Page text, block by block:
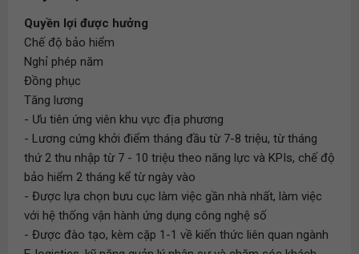
Quyền lợi được hưởng
Chế độ bảo hiểm
Nghỉ phép năm
Đồng phục
Tăng lương
- Ưu tiên ứng viên khu vực địa phương
- Lương cứng khởi điểm tháng đầu từ 7-8 triệu, từ tháng
thứ 2 thu nhập từ 7 - 10 triệu theo năng lực và KPIs, chế độ
bảo hiểm 2 tháng kể từ ngày vào
- Được lựa chọn bưu cục làm việc gần nhà nhất, làm việc
với hệ thống vận hành ứng dụng công nghệ số
- Được đào tạo, kèm cặp 1-1 về kiến thức liên quan ngành